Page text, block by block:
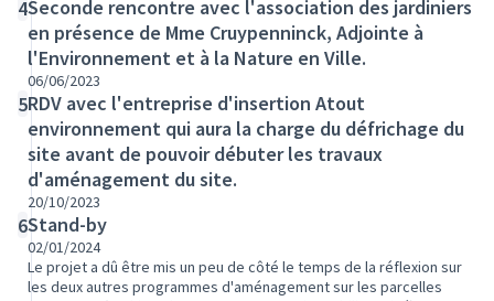
4Seconde rencontre avec l'association des jardiniers
en présence de Mme Cruypenninck, Adjointe à
l'Environnement et à la Nature en Ville.
06/06/2023
5RDV avec l'entreprise d'insertion Atout
environnement qui aura la charge du défrichage du
site avant de pouvoir débuter les travaux
d'aménagement du site.
20/10/2023
6Stand-by
02/01/2024
Le projet a dû être mis un peu de côté le temps de la réflexion sur
les deux autres programmes d'aménagement sur les parcelles